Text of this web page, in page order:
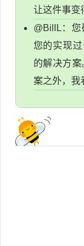
让这件事变
@BillL：
您的实现
的解决方
案之外，我